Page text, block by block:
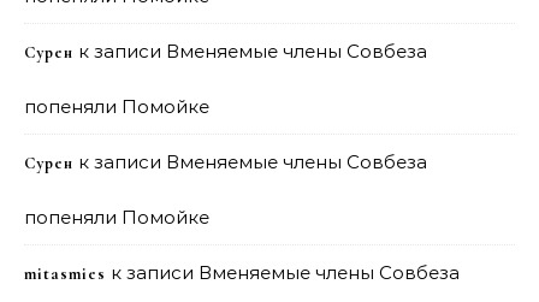
Сурен к записи Вменяемые члены Совбеза
попеняли Помойке
Сурен к записи Вменяемые члены Совбеза
попеняли Помойке
mitasmies к записи Вменяемые члены Совбеза